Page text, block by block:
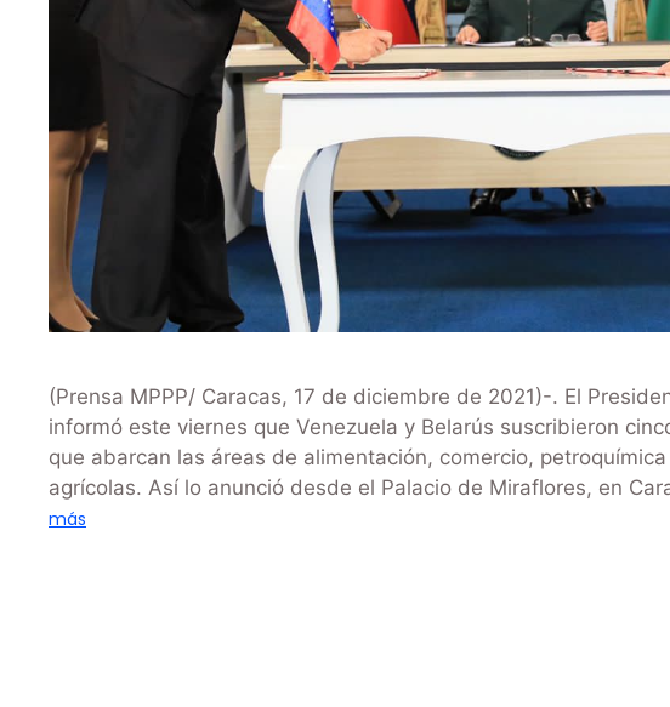
(Prensa MPPP/ Caracas, 17 de diciembre de 2021)-. El
informó este viernes que Venezuela y Belarús suscribieron
que abarcan las áreas de alimentación, comercio,
agrícolas. Así lo anunció desde el Palacio de Miraflores, en
más